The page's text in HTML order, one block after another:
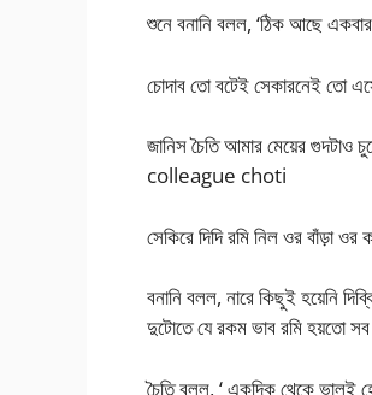
শুনে বনানি বলল, ‘ঠিক আছে
চোদাব তো বটেই সেকারনেই তো
জানিস চৈতি আমার মেয়ের
colleague choti
সেকিরে দিদি রমি নিল ওর বাঁড়া
বনানি বলল, নারে কিছুই হয়েনি
দুটোতে যে রকম ভাব রমি হয়তো সব
চৈতি বলল, ‘ একদিক থেকে ভালই